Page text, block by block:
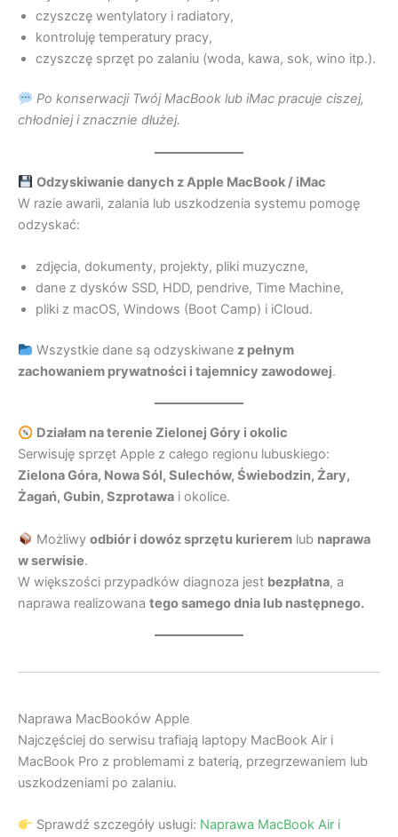
czyszczę wentylatory i radiatory,
kontroluję temperatury pracy,
czyszczę sprzęt po zalaniu (woda, kawa, sok, wino itp.).
Po konserwacji Twój MacBook lub iMac pracuje ciszej,
chłodniej i znacznie dłużej.
Odzyskiwanie danych z Apple MacBook / iMac
W razie awarii, zalania lub uszkodzenia systemu pomogę
odzyskać:
zdjęcia, dokumenty, projekty, pliki muzyczne,
dane z dysków SSD, HDD, pendrive, Time Machine,
pliki z macOS, Windows (Boot Camp) i iCloud.
Wszystkie dane są odzyskiwane z pełnym
zachowaniem prywatności i tajemnicy zawodowej.
Działam na terenie Zielonej Góry i okolic
Serwisuję sprzęt Apple z całego regionu lubuskiego:
Zielona Góra, Nowa Sól, Sulechów, Świebodzin, Żary,
Żagań, Gubin, Szprotawa i okolice.
Możliwy odbiór i dowóz sprzętu kurieremlub naprawa
w serwisie.
W większości przypadków diagnoza jest bezpłatna, a
naprawa realizowana tego samego dnia lub następnego.
Naprawa MacBooków Apple
Najczęściej do serwisu trafiają laptopy MacBook Air i
MacBook Pro z problemami z baterią, przegrzewaniem lub
uszkodzeniami po zalaniu.
Sprawdź szczegóły usługi: Naprawa MacBook Air i